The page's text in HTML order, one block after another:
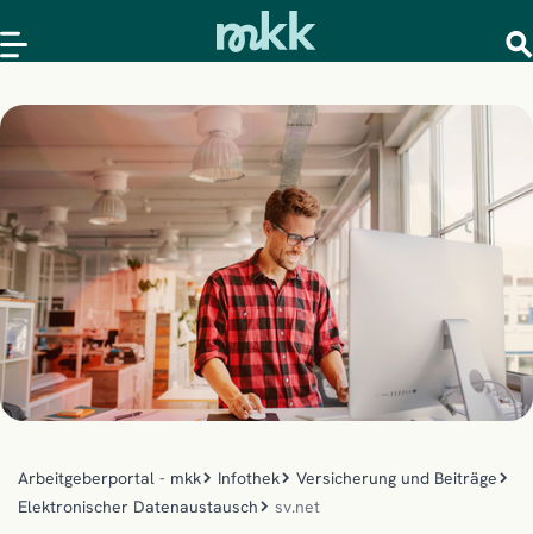
Arbeitgeberportal - mkk Infothek
Versicherung und Beiträge
Elektronischer Datenaustausch
sv.net